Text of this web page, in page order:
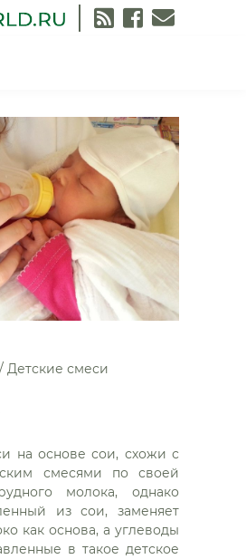
/ Детские смеси
на основе сои, схожи с
смесями по своей
молока, однако
из сои, заменяет
как основа, а углеводы
в такое детское